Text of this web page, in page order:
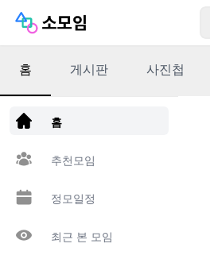
앱 다운로드
홈
추천모임
정모일정
최근 본 모임
홈 게시판 사진첩